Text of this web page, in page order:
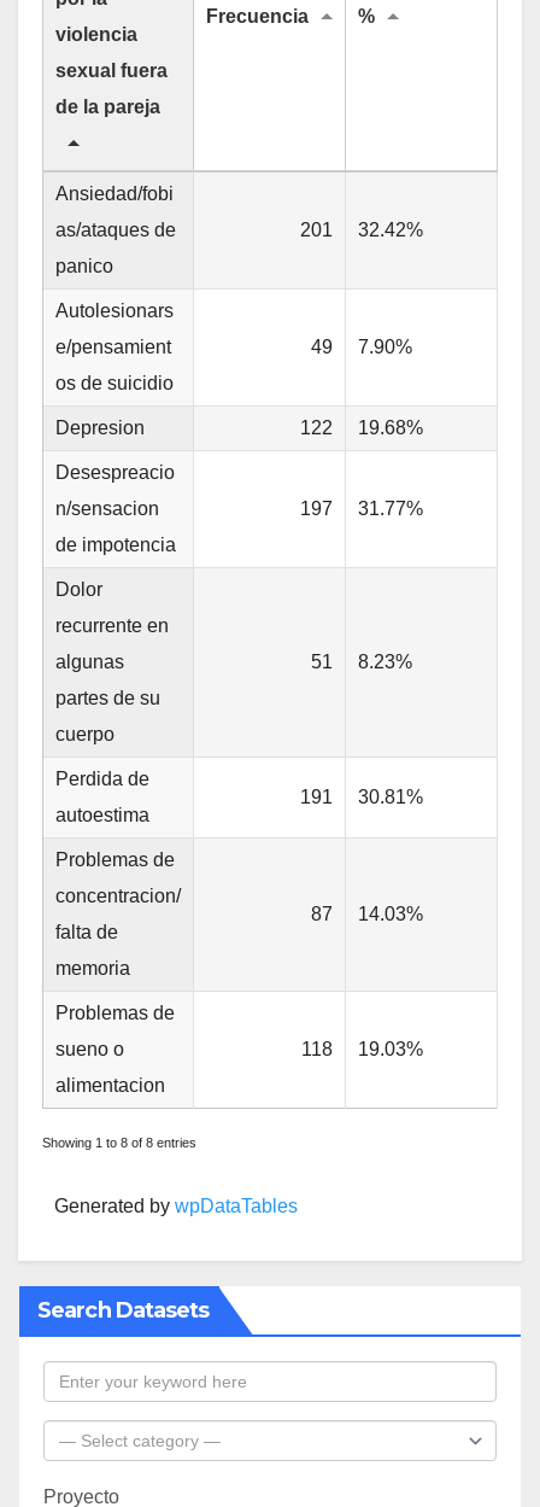
violencia
sexual fuera
de la pareja
Frecuencia %
Ansiedad/fobi
as/ataques de
panico
201 32.42%
Autolesionars
e/pensamient
os de suicidio
49 7.90%
Depresion 122 19.68%
Desespreacio
n/sensacion
de impotencia
197 31.77%
Dolor
recurrente en
algunas
partes de su
cuerpo
51 8.23%
Perdida de
autoestima
191 30.81%
Problemas de
concentracion/
falta de
memoria
87 14.03%
Problemas de
sueno o
alimentacion
118 19.03%
Showing 1 to 8 of 8 entries
Generated by wpDataTables
Search Datasets
Proyecto